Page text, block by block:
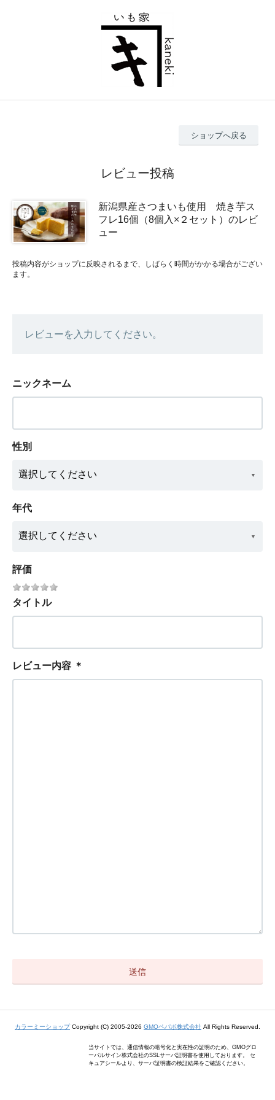
ショップへ戻る
レビュー投稿
新潟県産さつまいも使用 焼き芋ス
フレ16個（8個入×２セット）のレビ
ュー
投稿内容がショップに反映されるまで、しばらく時間がかかる場合がござい
ます。
レビューを入力してください。
ニックネーム
性別
年代
評価
タイトル
レビュー内容 ＊
カラーミーショップCopyright (C) 2005-2026 GMOペパボ株式会社 All Rights Reserved.
当サイトでは、通信情報の暗号化と実在性の証明のため、GMOグロ
ーバルサイン株式会社のSSLサーバ証明書を使用しております。 セ
キュアシールより、サーバ証明書の検証結果をご確認ください。